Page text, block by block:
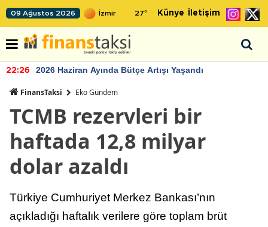
09 Ağustos 2026 27° Künye İletişim
22:26 2026 Haziran Ayında Bütçe Artışı Yaşandı
FinansTaksi Eko Gündem
TCMB rezervleri bir
haftada 12,8 milyar
dolar azaldı
Türkiye Cumhuriyet Merkez Bankası’nın
açıkladığı haftalık verilere göre toplam brüt